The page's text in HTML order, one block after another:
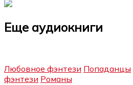
Еще аудиокниги
Любовное фэнтези Попаданцы
фэнтези Романы